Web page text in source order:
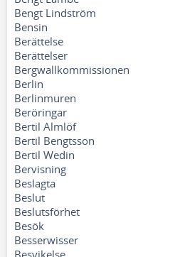
Bengt Lindström
Bensin
Berättelse
Berättelser
Bergwallkommissionen
Berlin
Berlinmuren
Beröringar
Bertil Almlöf
Bertil Bengtsson
Bertil Wedin
Bervisning
Beslagta
Beslut
Beslutsförhet
Besök
Besserwisser
Besvikelse